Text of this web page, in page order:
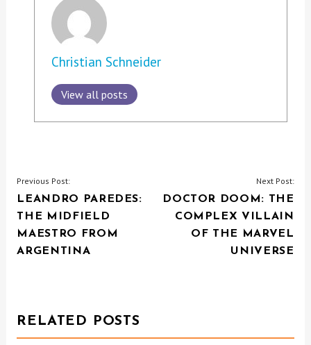
Christian Schneider
View all posts
P
O
S
T
V
I
Previous Post:
LEANDRO PAREDES:
THE MIDFIELD
MAESTRO FROM
ARGENTINA
Next Post:
DOCTOR DOOM: THE
COMPLEX VILLAIN
OF THE MARVEL
UNIVERSE
RELATED POSTS